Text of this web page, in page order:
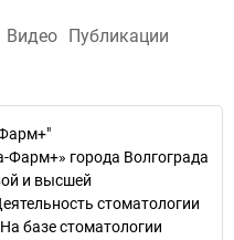
Видео Публикации
Фарм+» города Волгограда
и высшей
стоматологии
базе стоматологии